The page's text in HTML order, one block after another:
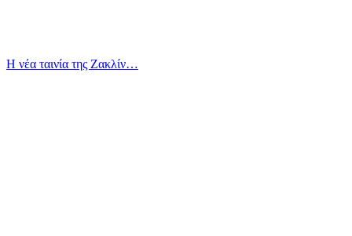
Η νέα ταινία της Ζακλίν…